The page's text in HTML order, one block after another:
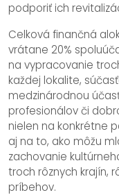
podporiť ich
Celková finančná
vrátane 20%
na vypracovanie
každej lokalite,
medzinárodnou
profesionálov či
nielen na konkrétne
aj na to, ako môžu
zachovanie
troch rôznych krajín,
príbehov.